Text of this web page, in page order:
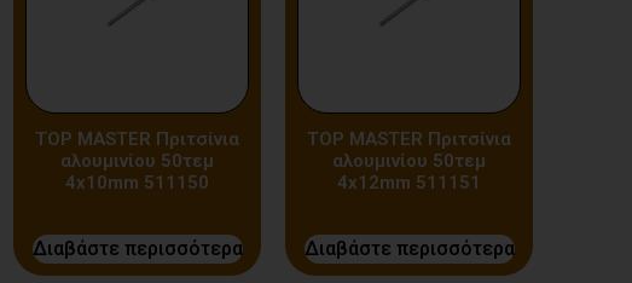
TOP MASTER Πριτσίνια
αλουμινίου 50τεμ
4x10mm 511150
Διαβάστε περισσότερα
TOP MASTER Πριτσίνια
αλουμινίου 50τεμ
4x12mm 511151
Διαβάστε περισσότερα